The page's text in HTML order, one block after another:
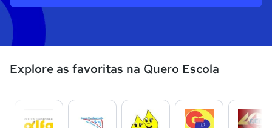
Explore as favoritas na Quero Escola